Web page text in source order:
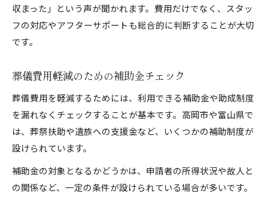
収まった」という声が聞かれます。費用だけでなく、スタッ
フの対応やアフターサポートも総合的に判断することが大切
です。
葬儀費用軽減のための補助金チェック
葬儀費用を軽減するためには、利用できる補助金や助成制度
を漏れなくチェックすることが基本です。高岡市や富山県で
は、葬祭扶助や遺族への支援金など、いくつかの補助制度が
設けられています。
補助金の対象となるかどうかは、申請者の所得状況や故人と
の関係など、一定の条件が設けられている場合が多いです。